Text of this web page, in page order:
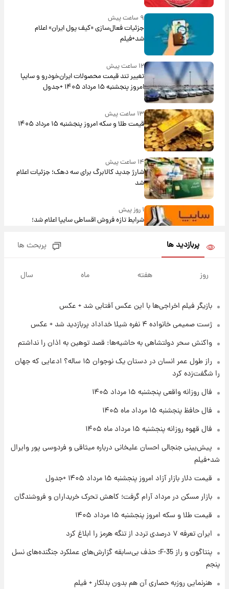
۹ ساعت پیش
جزئیات فعال‌سازی «کیف پول ایران» اعلام
شد+فیلم
۱۲ ساعت پیش
تغییر تند قیمت محصولات ایران‌خودرو و سایپا
امروز پنجشنبه ۱۵ مرداد ۱۴۰۵ +جدول
۱۳ ساعت پیش
قیمت طلا و سکه امروز پنجشنبه ۱۵ مرداد ۱۴۰۵
۱۴ ساعت پیش
شارژ جدید کالابرگ برای سه دهک؛ جزئیات اعلام
شد
۱ روز پیش
شرایط تازه فروش اقساطی سایپا اعلام شد؛
قیمت سکه و طلا فردا
۱۹ ساعت پیش
فال قهوه روزانه پنجشنبه ۱۵ مرداد ماه ۱۴۰۵
فال روزانه واقعی پنجشنبه ۱۵ مرداد ۱۴۰۵
۱ روز پیش
۱ روز پیش
نام خودرو، مبلغ پیش پرداخت و زمان تحویل |
سود مشارکت چند درصد است؟
پربازدید ها پربحث ها
روز هفته ماه سال
بازیگر فیلم اخراجی‌ها با این عکس آفتابی شد + عکس
ژست صمیمی خانواده ۴ نفره شیلا خداداد پربازدید شد + عکس
واکنش سحر دولتشاهی به حاشیه‌ها: قصد توهین به اذان را نداشتم
راز طول عمر انسان در دستان یک نوجوان ۱۵ ساله؟ ادعایی که جهان
را شگفت‌زده کرد
فال روزانه واقعی پنجشنبه ۱۵ مرداد ۱۴۰۵
فال حافظ پنجشنبه ۱۵ مرداد ماه ۱۴۰۵
فال قهوه روزانه پنجشنبه ۱۵ مرداد ماه ۱۴۰۵
پیش‌بینی جنجالی احسان علیخانی درباره میثاقی و فردوسی پور وایرال
شد+فیلم
قیمت دلار بازار آزاد امروز پنجشنبه ۱۵ مرداد ۱۴۰۵ +جدول
بازار مسکن در مرداد آرام گرفت؛ کاهش تحرک خریداران و فروشندگان
قیمت طلا و سکه امروز پنجشنبه ۱۵ مرداد ۱۴۰۵
ایران تعرفه ۷ درصدی تردد از تنگه هرمز را ابلاغ کرد
پنتاگون و راز F-35؛ حذف بی‌سابقه گزارش‌های عملکرد جنگنده‌های نسل
پنجم
هنرنمایی روزبه حصاری آن هم بدون بدلکار + فیلم